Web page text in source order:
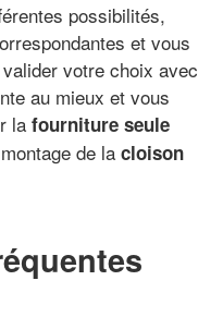
possibilités,
et vous
votre choix avec
au mieux et vous
la fourniture seule
de la cloison